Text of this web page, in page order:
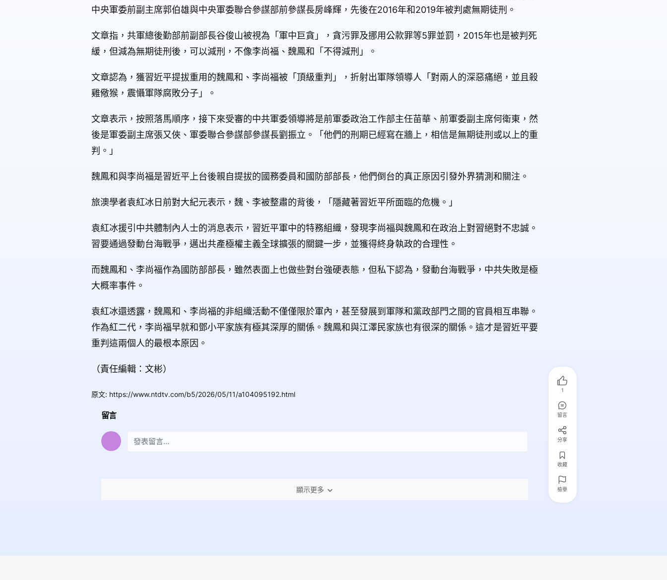
中央軍委前副主席郭伯雄與中央軍委聯合參謀部前參謀長房峰輝，先後在2016年和2019年被判處無期徒刑。
文章指，共軍總後勤部前副部長谷俊山被視為「軍中巨貪」，貪污罪及挪用公款罪等5罪並罰，2015年也是被判死
緩，但減為無期徒刑後，可以減刑，不像李尚福、魏鳳和「不得減刑」。
文章認為，獲習近平提拔重用的魏鳳和、李尚福被「頂級重判」，折射出軍隊領導人「對兩人的深惡痛絕，並且殺
雞儆猴，震懾軍隊腐敗分子」。
文章表示，按照落馬順序，接下來受審的中共軍委領導將是前軍委政治工作部主任苗華、前軍委副主席何衛東，然
後是軍委副主席張又俠、軍委聯合參謀部參謀長劉振立。「他們的刑期已經寫在牆上，相信是無期徒刑或以上的重
判。」
魏鳳和與李尚福是習近平上台後親自提拔的國務委員和國防部部長，他們倒台的真正原因引發外界猜測和關注。
旅澳學者袁紅冰日前對大紀元表示，魏、李被整肅的背後，「隱藏著習近平所面臨的危機。」
袁紅冰援引中共體制內人士的消息表示，習近平軍中的特務組織，發現李尚福與魏鳳和在政治上對習絕對不忠誠。
習要通過發動台海戰爭，邁出共產極權主義全球擴張的關鍵一步，並獲得終身執政的合理性。
而魏鳳和、李尚福作為國防部部長，雖然表面上也做些對台強硬表態，但私下認為，發動台海戰爭，中共失敗是極
大概率事件。
袁紅冰還透露，魏鳳和、李尚福的非組織活動不僅僅限於軍內，甚至發展到軍隊和黨政部門之間的官員相互串聯。
作為紅二代，李尚福早就和鄧小平家族有極其深厚的關係。魏鳳和與江澤民家族也有很深的關係。這才是習近平要
重判這兩個人的最根本原因。
（責任編輯：文彬）
原文: https://www.ntdtv.com/b5/2026/05/11/a104095192.html
留言
顯示更多
1
留言
分享
收藏
檢舉